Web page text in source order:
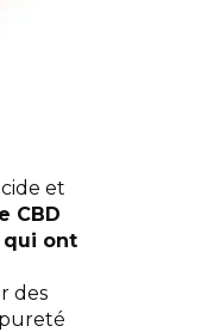
et
CBD
qui ont
des